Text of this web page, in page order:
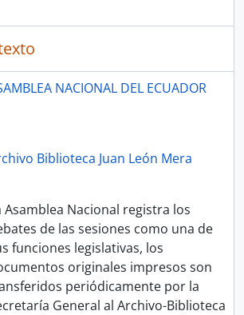
NACIONAL DEL ECUADOR
Biblioteca Juan León Mera
Asamblea Nacional registra los
de las sesiones como una de
funciones legislativas, los
originales impresos son
periódicamente por la
General al Archivo-Biblioteca